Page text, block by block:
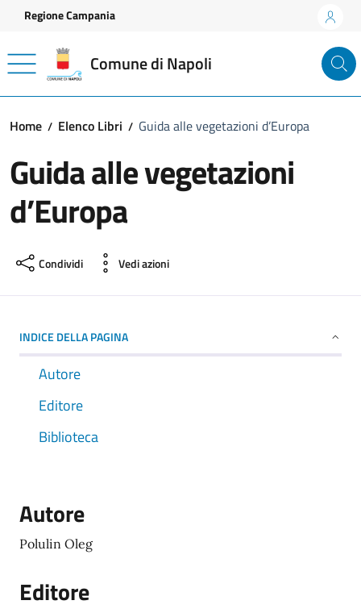
Vai ai contenuti
Vai al footer
Regione Campania
Comune di Napoli
Home Elenco Libri Guida alle vegetazioni d’Europa
Guida alle vegetazioni
d’Europa
Condividi Vedi azioni
INDICE DELLA PAGINA
Autore
Editore
Biblioteca
Autore
Polulin Oleg
Editore